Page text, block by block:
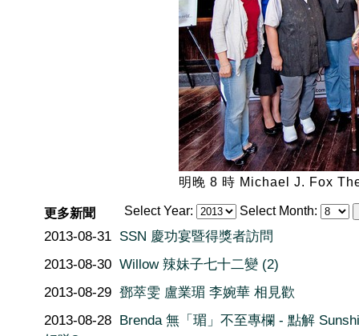
明晚 8 時 Michael J. Fox
Select Year: Select Month:
更多新聞
2013-08-31 SSN 慶功宴暨得獎者訪問
2013-08-30 Willow 辣妹子七十二變 (2)
2013-08-29 鄧萃雯 盧業瑂 李婉華 相見歡
2013-08-28 Brenda 無「瑂」不至專欄 - 點解